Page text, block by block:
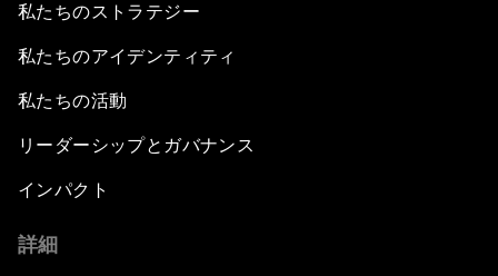
私たちのストラテジー
私たちのアイデンティティ
私たちの活動
リーダーシップとガバナンス
インパクト
詳細